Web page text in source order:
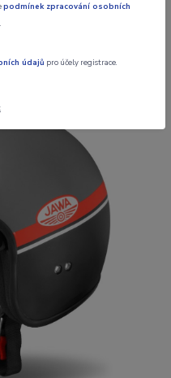
přilba
podmínek zpracování osobních
.
údajů pro účely registrace.